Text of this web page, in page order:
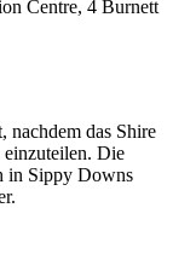
Centre, 4 Burnett
nachdem das Shire
einzuteilen. Die
in Sippy Downs